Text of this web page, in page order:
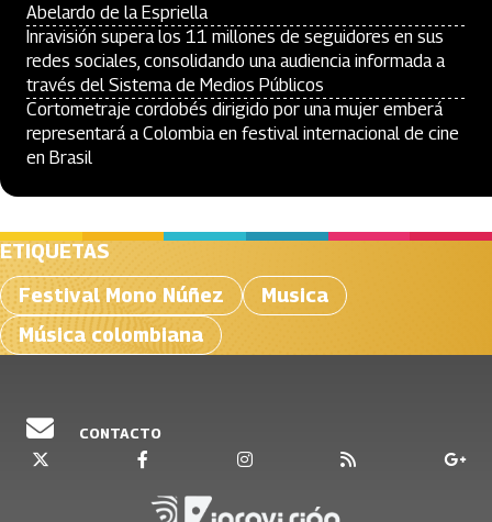
Abelardo de la Espriella
Inravisión supera los 11 millones de seguidores en sus
redes sociales, consolidando una audiencia informada a
través del Sistema de Medios Públicos
Cortometraje cordobés dirigido por una mujer emberá
representará a Colombia en festival internacional de cine
en Brasil
ETIQUETAS
Festival Mono Núñez
Musica
Música colombiana
CONTACTO